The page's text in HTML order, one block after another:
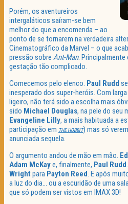
Porém, os aventureiros
intergaláticos saíram-se bem
melhor do que a encomenda – ao
ponto de se tornarem na verdadeira
Cinematográfico da Marvel – o que
pressão sobre Ant-Man. Principalmente
gestação tão complicado.
Comecemos pelo elenco. Paul Rudd
inesperado dos super-heróis. Com
ligeiro, não terá sido a escolha mais
sido Michael Douglas, na pele do seu
Evangeline Lilly, a mais habituada a
participação em THE HOBBIT) mas só
anunciada sequela.
O argumento andou de mão em mão.
Adam McKaye, finalmente, Paul Rudd
Wrightpara Payton Reed. E após
a luz do dia… ou a escuridão de uma
que só podem ser vistos em IMAX 3D!